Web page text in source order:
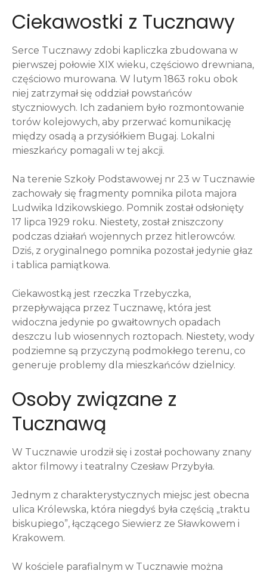
Ciekawostki z Tucznawy
Serce Tucznawy zdobi kapliczka zbudowana w
pierwszej połowie XIX wieku, częściowo drewniana,
częściowo murowana. W lutym 1863 roku obok
niej zatrzymał się oddział powstańców
styczniowych. Ich zadaniem było rozmontowanie
torów kolejowych, aby przerwać komunikację
między osadą a przysiółkiem Bugaj. Lokalni
mieszkańcy pomagali w tej akcji.
Na terenie Szkoły Podstawowej nr 23 w Tucznawie
zachowały się fragmenty pomnika pilota majora
Ludwika Idzikowskiego. Pomnik został odsłonięty
17 lipca 1929 roku. Niestety, został zniszczony
podczas działań wojennych przez hitlerowców.
Dziś, z oryginalnego pomnika pozostał jedynie głaz
i tablica pamiątkowa.
Ciekawostką jest rzeczka Trzebyczka,
przepływająca przez Tucznawę, która jest
widoczna jedynie po gwałtownych opadach
deszczu lub wiosennych roztopach. Niestety, wody
podziemne są przyczyną podmokłego terenu, co
generuje problemy dla mieszkańców dzielnicy.
Osoby związane z
Tucznawą
W Tucznawie urodził się i został pochowany znany
aktor filmowy i teatralny Czesław Przybyła.
Jednym z charakterystycznych miejsc jest obecna
ulica Królewska, która niegdyś była częścią „traktu
biskupiego”, łączącego Siewierz ze Sławkowem i
Krakowem.
W kościele parafialnym w Tucznawie można